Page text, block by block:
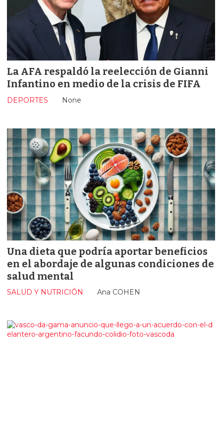
La AFA respaldó la reelección de Gianni
Infantino en medio de la crisis de FIFA
None
DEPORTES
Una dieta que podría aportar beneficios
en el abordaje de algunas condiciones de
salud mental
Ana COHEN
SALUD Y NUTRICIÓN